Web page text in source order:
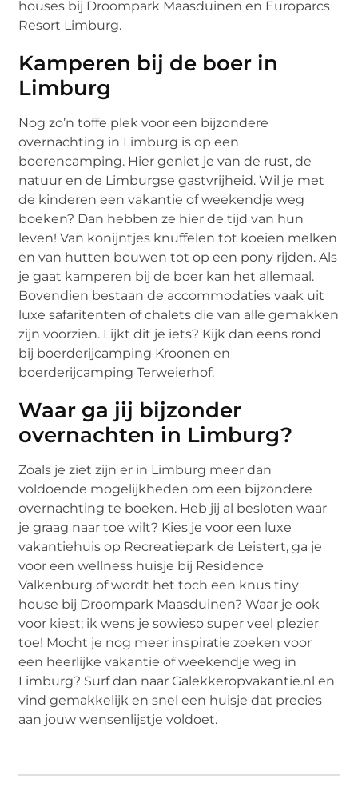
houses bij Droompark Maasduinen en Europarcs
Resort Limburg.
Kamperen bij de boer in
Limburg
Nog zo’n toffe plek voor een bijzondere
overnachting in Limburg is op een
boerencamping. Hier geniet je van de rust, de
natuur en de Limburgse gastvrijheid. Wil je met
de kinderen een vakantie of weekendje weg
boeken? Dan hebben ze hier de tijd van hun
leven! Van konijntjes knuffelen tot koeien melken
en van hutten bouwen tot op een pony rijden. Als
je gaat kamperen bij de boer kan het allemaal.
Bovendien bestaan de accommodaties vaak uit
luxe safaritenten of chalets die van alle gemakken
zijn voorzien. Lijkt dit je iets? Kijk dan eens rond
bij boerderijcamping Kroonen en
boerderijcamping Terweierhof.
Waar ga jij bijzonder
overnachten in Limburg?
Zoals je ziet zijn er in Limburg meer dan
voldoende mogelijkheden om een bijzondere
overnachting te boeken. Heb jij al besloten waar
je graag naar toe wilt? Kies je voor een luxe
vakantiehuis op Recreatiepark de Leistert, ga je
voor een wellness huisje bij Residence
Valkenburg of wordt het toch een knus tiny
house bij Droompark Maasduinen? Waar je ook
voor kiest; ik wens je sowieso super veel plezier
toe! Mocht je nog meer inspiratie zoeken voor
een heerlijke vakantie of weekendje weg in
Limburg? Surf dan naar Galekkeropvakantie.nl en
vind gemakkelijk en snel een huisje dat precies
aan jouw wensenlijstje voldoet.